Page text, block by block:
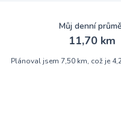
Můj denní
11,70 km
Plánoval jsem 7,50 km, což je